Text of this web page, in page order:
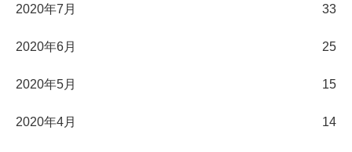
2020年7月 33
2020年6月 25
2020年5月 15
2020年4月 14